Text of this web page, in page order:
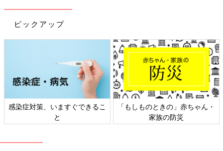
ピックアップ
感染症対策、いますぐできるこ
と
「もしものときの」赤ちゃん・
家族の防災